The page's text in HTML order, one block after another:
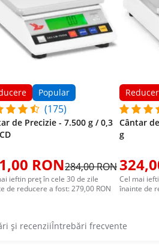
Popular
(175)
de Precizie - 7.500 g / 0,3
RON284,00 RON
ieftin preț în cele 30 de zile
de reducere a fost: 279,00 RON
Cântar
g
Cel mai
înainte de
și recenziiÎntrebări frecvente